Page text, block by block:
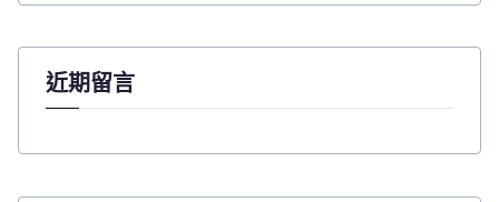
a
f
r
近期留言